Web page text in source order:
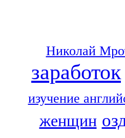
Николай
заработок
изучение
женщин